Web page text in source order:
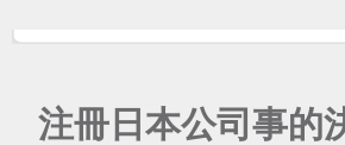
注冊日本公司事的